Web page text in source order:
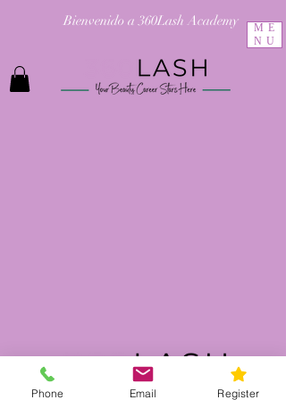
ME
NU
Bienvenido a 360Lash Academy
Phone Email Register